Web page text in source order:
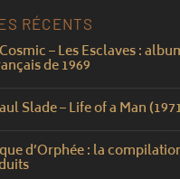
RÉCENTS
– Les Esclaves :
de 1969
Slade – Life of a Man
d’Orphée : la